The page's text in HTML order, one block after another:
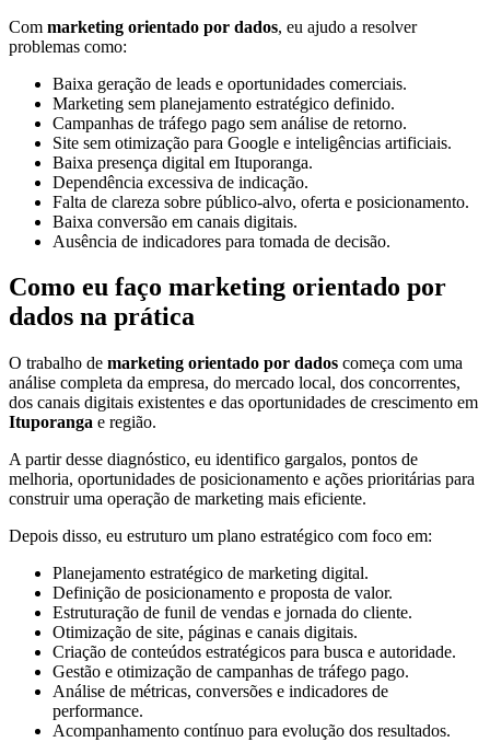
Com marketing orientado por dados, eu ajudo a resolver
problemas como:
Baixa geração de leads e oportunidades comerciais.
Marketing sem planejamento estratégico definido.
Campanhas de tráfego pago sem análise de retorno.
Site sem otimização para Google e inteligências artificiais.
Baixa presença digital em Ituporanga.
Dependência excessiva de indicação.
Falta de clareza sobre público-alvo, oferta e posicionamento.
Baixa conversão em canais digitais.
Ausência de indicadores para tomada de decisão.
Como eu faço marketing orientado por
dados na prática
O trabalho de marketing orientado por dados começa com uma
análise completa da empresa, do mercado local, dos concorrentes,
dos canais digitais existentes e das oportunidades de crescimento em
Ituporanga e região.
A partir desse diagnóstico, eu identifico gargalos, pontos de
melhoria, oportunidades de posicionamento e ações prioritárias para
construir uma operação de marketing mais eficiente.
Depois disso, eu estruturo um plano estratégico com foco em:
Planejamento estratégico de marketing digital.
Definição de posicionamento e proposta de valor.
Estruturação de funil de vendas e jornada do cliente.
Otimização de site, páginas e canais digitais.
Criação de conteúdos estratégicos para busca e autoridade.
Gestão e otimização de campanhas de tráfego pago.
Análise de métricas, conversões e indicadores de
performance.
Acompanhamento contínuo para evolução dos resultados.